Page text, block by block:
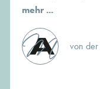
mehr ...
von